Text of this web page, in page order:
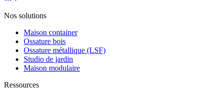
Nos solutions
Maison container
Ossature bois
Ossature métallique (LSF)
Studio de jardin
Maison modulaire
Ressources